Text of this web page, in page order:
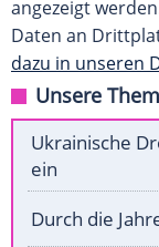
angezeigt
Daten an
dazu in unseren
Unsere
Ukrainische
ein
Durch die